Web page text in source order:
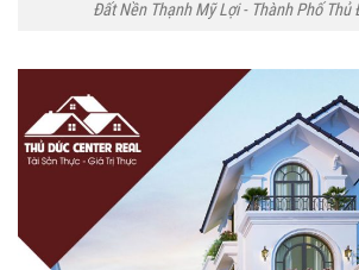
Đất Nền Thạnh Mỹ Lợi - Thành Phố Thủ